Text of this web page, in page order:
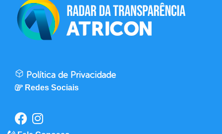
Política de Privacidade
Redes Sociais